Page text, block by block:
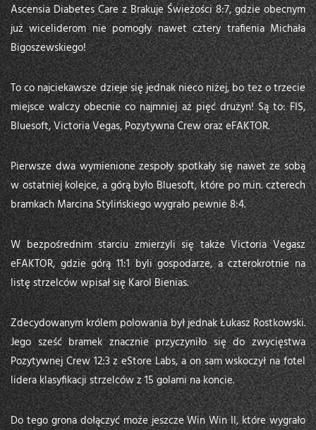
Ascensia Diabetes Care z Brakuje Świeżości 8:7, gdzie obecnym
już wiceliderom nie pomogły nawet cztery trafienia Michała
Bigoszewskiego!
To co najciekawsze dzieje się jednak nieco niżej, bo tez o trzecie
miejsce walczy obecnie co najmniej aż pięć drużyn! Są to: FIS,
Bluesoft, Victoria Vegas, Pozytywna Crew oraz eFAKTOR.
Pierwsze dwa wymienione zespoły spotkały się nawet ze sobą
w ostatniej kolejce, a górą było Bluesoft, które po m.in. czterech
bramkach Marcina Stylińskiego wygrało pewnie 8:4.
W bezpośrednim starciu zmierzyli się także Victoria Vegasz
eFAKTOR, gdzie górą 11:1 byli gospodarze, a czterokrotnie na
listę strzelców wpisał się Karol Bienias.
Zdecydowanym królem polowania był jednak Łukasz Rostkowski.
Jego sześć bramek znacznie przyczyniło się do zwycięstwa
Pozytywnej Crew 12:3 z eStore Labs, a on sam wskoczył na fotel
lidera klasyfikacji strzelców z 15 golami na koncie.
Do tego grona dołączyć może jeszcze Win Win II, które wygrało